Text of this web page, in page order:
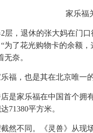
家乐福
层，退休的张大妈在门
为了花光购物卡的余额
奈。
福，也是其在北京唯一
是家乐福在中国首个拥
71380平方米。
然不同。《灵兽》从现